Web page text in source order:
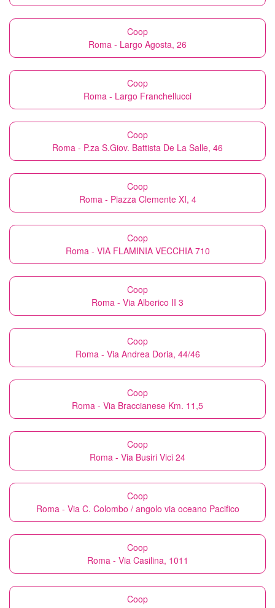
Coop
Roma - Largo Agosta, 26
Coop
Roma - Largo Franchellucci
Coop
Roma - P.za S.Giov. Battista De La Salle, 46
Coop
Roma - Piazza Clemente XI, 4
Coop
Roma - VIA FLAMINIA VECCHIA 710
Coop
Roma - Via Alberico II 3
Coop
Roma - Via Andrea Doria, 44/46
Coop
Roma - Via Braccianese Km. 11,5
Coop
Roma - Via Busiri Vici 24
Coop
Roma - Via C. Colombo / angolo via oceano Pacifico
Coop
Roma - Via Casilina, 1011
Coop